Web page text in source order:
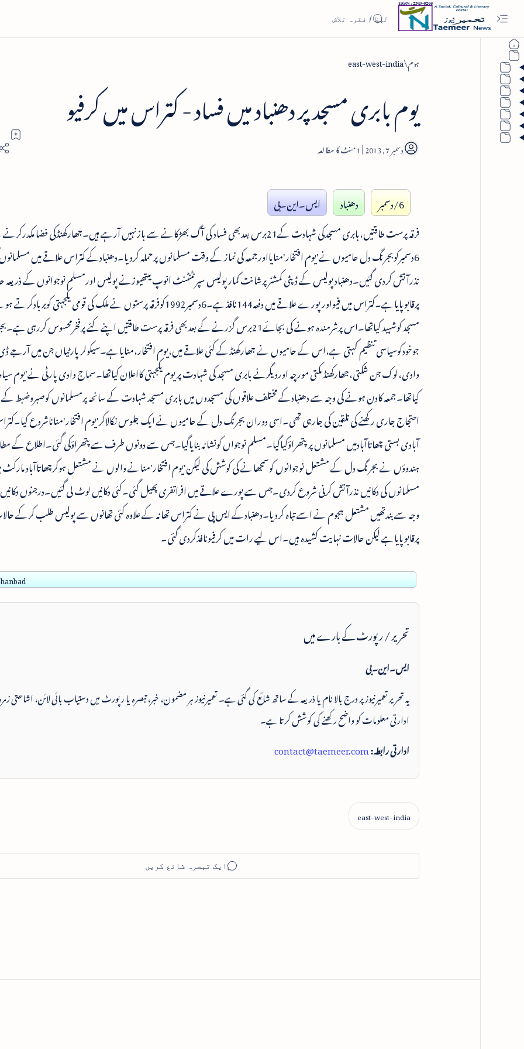
ہوم east-west-india
یوم بابری مسجد پر دھنباد میں فساد - کتراس میں کرفیو
1
6/دسمبر دھنباد
ایس۔این۔بی
فرقہ پرست طاقتیں،بابری مسجدکی شہادت کے21برس بعدبھی فساد کی آگ بھڑکانے سے بازنہیں آرہے ہیں۔جھارکھنڈکی فضا
6دسمبرکوبجرنگ دل حامیوں نے'یوم افتخار'منایااورجمعہ کی نماز کے وقت مسلمانوں پرحملہ کردیا۔دھنبادکے کتراس علاقے میں
نذرآتش کردی گئیں۔دھنبادپولیس کے ڈپٹی کمشنرپرشانت کمارپولیس سپرنٹنٹنٹ انوپ میتھیوزنے پولیس اورمسلم نوجوانوں کے
پرقابوپایاہے۔کتراس میں فیواورپورے علاقے میں دفعہ144نافذہے۔6دسمبر1992کوفرقہ پرستوں نے ملک کی قومی یکجہتی
مسجد کوشہید کیاتھا۔اس پرشرمندہ ہونے کی بجائے21برس گزرنے کے بعدبھی فرقہ پرست طاقتیں اپنے کئے پرفخرمحسوس
جوخودکوسیاسی تنظیم کہتی ہے،اس کے حامیوں نے جھارکھنڈکے کئی علاقے میں،یوم افتخار،منایاہے۔سیکولرپارٹیاں جن میں آرجے
وادی،لوک جن شکتی،جھارکھنڈ مکتی مورچہ اوردیگرنے بابری مسجد کی شہادت پریوم یکجہتی کااعلان کیاتھا۔سماج وادی پارٹی نے'یوم
کیاتھا۔جمعہ کادن ہونے کی وجہ سے دھنبادکے مختلف علاقوں کی مسجدوں میں بابری مسجد شہادت کے سانحہ پرمسلمانوں کوصبروضبط
احتجاج جاری رکھنے کی تلقین کی جارہی تھی۔اسی دوران بجرنگ دل کے حامیوں نے ایک جلوس نکالاکر'یوم افتخار'مناناشروع
آبادی بستی چھاتاآبادمیں مسلمانوں پرپتھراؤکیاگیا۔مسلم نوجواں کونشانہ بنایاگیا۔جس سے دونوں طرف سے پتھراؤکی گئی۔اطلاع کے
ہندوؤں نے بجرنگ دل کے مشتعل نوجوانوں کوسمجھانے کی کوشش کی لیکن'یوم افتخار'منانے والوں نے مشتعل ہوکرچھاتاآباد مارکٹ
مسلمانوں کی دکانیں نذرآتش کرنی شروع کردی۔جس سے پورے علاقے میں افراتفری پھیل گئی۔کئی دکانیں لوٹ لی گئیں۔درجنوں دکانیں
وجہ سے بندتھیں مشتعل ہجوم نے اسے تباہ کردیا۔دھنبادکے ایس پی نے کتراس تھانہ کے علاوہ کئی تھانوں سے پولیس طلب کرکے
پرقابوپایاہے لیکن حالات نہایت کشیدہ ہیں۔اس لیے رات میں کرفیونافذکردی گئی۔
تحریر / رپورٹ کے بارے میں
ایس۔این۔بی
یہ تحریر تعمیرنیوز پر درج بالا نام یا ذریعہ کے ساتھ شائع کی گئی ہے۔ تعمیرنیوز ہر مضمون، خبر، تبصرہ یا رپورٹ میں دستیاب بائی لائن، اشاعتی
ادارتی معلومات کو واضح رکھنے کی کوشش کرتا ہے۔
ادارتی رابطہ:contact@taemeer.com